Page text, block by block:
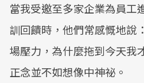
當我受邀至多家企業為員工
訓回饋時，他們常感慨地說
場壓力，為什麼拖到今天我
正念並不如想像中神祕。